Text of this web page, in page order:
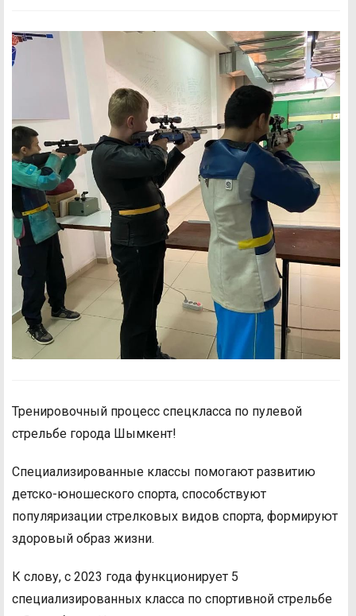
Тренировочный процесс спецкласса по пулевой
стрельбе города Шымкент!
Специализированные классы помогают развитию
детско-юношеского спорта, способствуют
популяризации стрелковых видов спорта, формируют
здоровый образ жизни.
К слову, с 2023 года функционирует 5
специализированных класса по спортивной стрельбе